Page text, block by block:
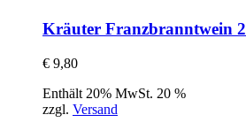
Kräuter Franzbranntwein
€ 9,80
Enthält 20% MwSt. 20 %
zzgl. Versand